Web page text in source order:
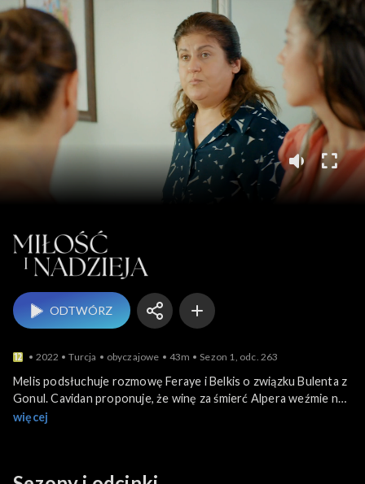
Miłość i nadzieja
ODTWÓRZ
2022 Turcja obyczajowe 43m Sezon 1, odc. 263
Melis podsłuchuje rozmowę Feraye i Belkis o związku Bulenta z
Gonul. Cavidan proponuje, że winę za śmierć Alpera weźmie na
siebie. Cihan wścieka się na Sedę, że mieszka z Gonul. Kuzey
więcej